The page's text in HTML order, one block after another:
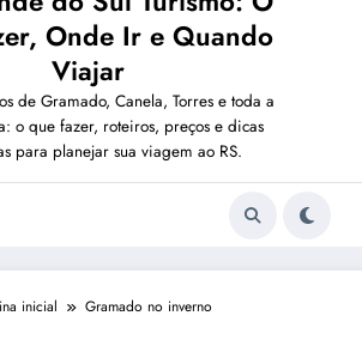
Onde Ir e Quando
Viajar
de Gramado, Canela, Torres e toda a
o que fazer, roteiros, preços e dicas
para planejar sua viagem ao RS.
inicial Gramado no inverno